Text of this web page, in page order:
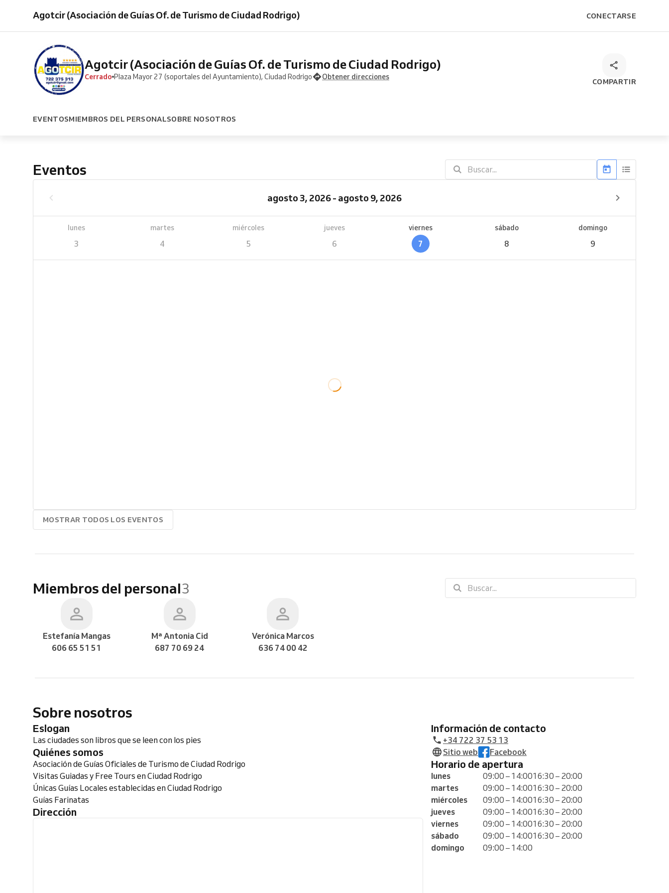
Agotcir (Asociación de Guías Of. de Turismo de Ciudad Rodrigo) CONECTARSE
Agotcir (Asociación de Guías Of. de Turismo de Ciudad Rodrigo)
Cerrado Plaza Mayor 27 (soportales del Ayuntamiento), Ciudad Rodrigo Obtener direcciones
COMPARTIR
EVENTOSMIEMBROS DEL PERSONALSOBRE NOSOTROS
Eventos
agosto 3, 2026 - agosto 9, 2026
lunes
3
martes
4
miércoles
5
jueves
6
viernes
7
sábado
8
domingo
9
MOSTRAR TODOS LOS EVENTOS
Miembros del personal3
Estefanía Mangas
606 65 51 51
Mª Antonia Cid
687 70 69 24
Verónica Marcos
636 74 00 42
Sobre nosotros
Eslogan
Las ciudades son libros que se leen con los pies
Quiénes somos
Asociación de Guías Oficiales de Turismo de Ciudad Rodrigo
Visitas Guiadas y Free Tours en Ciudad Rodrigo
Únicas Guías Locales establecidas en Ciudad Rodrigo
Guías Farinatas
Dirección
Información de contacto
+34 722 37 53 13
Sitio web
Facebook
Horario de apertura
lunes 09:00 – 14:0016:30 – 20:00
martes
09:00 – 14:0016:30 – 20:00
miércoles
09:00 – 14:0016:30 – 20:00
jueves
09:00 – 14:0016:30 – 20:00
viernes
09:00 – 14:0016:30 – 20:00
sábado
09:00 – 14:0016:30 – 20:00
domingo
09:00 – 14:00